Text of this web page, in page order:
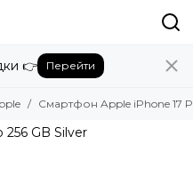
👉 Перейти
Смартфон Apple iPhone 17